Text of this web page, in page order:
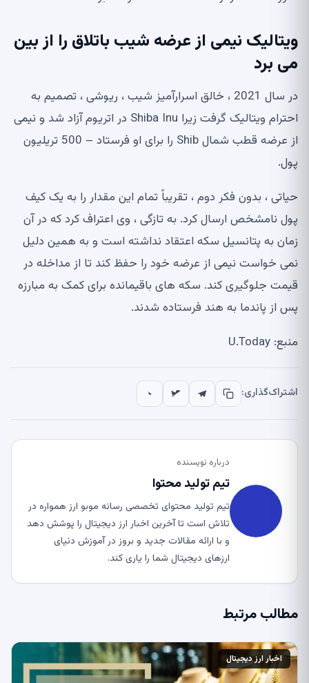
ویتالیک نیمی از عرضه شیب باتلاق را از بین
می برد
در سال 2021 ، خالق اسرارآمیز شیب ، ریوشی ، تصمیم به
احترام ویتالیک گرفت زیرا Shiba Inu در اتریوم آزاد شد و نیمی
از عرضه قطب شمال Shib را برای او فرستاد – 500 تریلیون
پول.
حیاتی ، بدون فکر دوم ، تقریباً تمام این مقدار را به یک کیف
پول نامشخص ارسال کرد. به تازگی ، وی اعتراف کرد که در آن
زمان به پتانسیل سکه اعتقاد نداشته است و به همین دلیل
نمی خواست نیمی از عرضه خود را حفظ کند تا از مداخله در
قیمت جلوگیری کند. سکه های باقیمانده برای کمک به مبارزه
پس از پاندما به هند فرستاده شدند.
منبع: U.Today
اشتراک‌گذاری:
درباره نویسنده
تیم تولید محتوا
تیم تولید محتوای تخصصی رسانه موبو ارز همواره در
تلاش است تا آخرین اخبار ارز دیجیتال را پوشش دهد
و با ارائه مقالات جدید و بروز در آموزش دنیای
ارزهای دیجیتال شما را یاری کند.
مطالب مرتبط
اخبار ارز دیجیتال